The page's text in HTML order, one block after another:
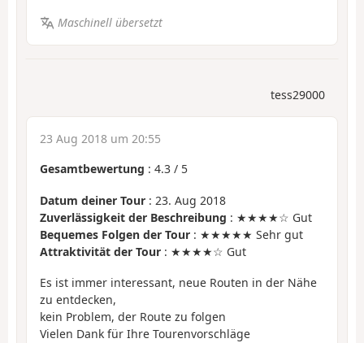
Maschinell übersetzt
tess29000
23 Aug 2018 um 20:55
Gesamtbewertung : 4.3 / 5
Datum deiner Tour : 23. Aug 2018
Zuverlässigkeit der Beschreibung : ★★★★☆ Gut
Bequemes Folgen der Tour : ★★★★★ Sehr gut
Attraktivität der Tour : ★★★★☆ Gut
Es ist immer interessant, neue Routen in der Nähe
zu entdecken,
kein Problem, der Route zu folgen
Vielen Dank für Ihre Tourenvorschläge